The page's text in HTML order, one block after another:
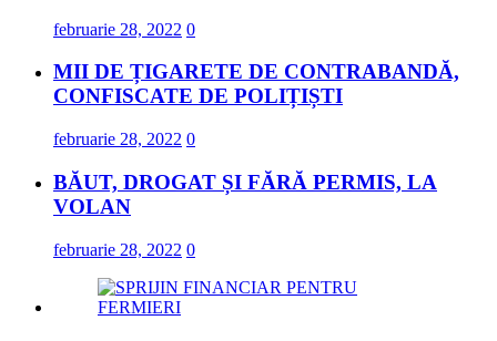
februarie 28, 2022 0
MII DE ȚIGARETE DE CONTRABANDĂ,
CONFISCATE DE POLIȚIȘTI
februarie 28, 2022 0
BĂUT, DROGAT ȘI FĂRĂ PERMIS, LA
VOLAN
februarie 28, 2022 0